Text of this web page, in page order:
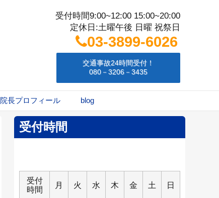
受付時間9:00~12:00 15:00~20:00
定休日:土曜午後 日曜 祝祭日
03-3899-6026
交通事故24時間受付！
080－3206－3435
院長プロフィール blog
受付時間
受付
時間
月 火 水 木 金 土 日